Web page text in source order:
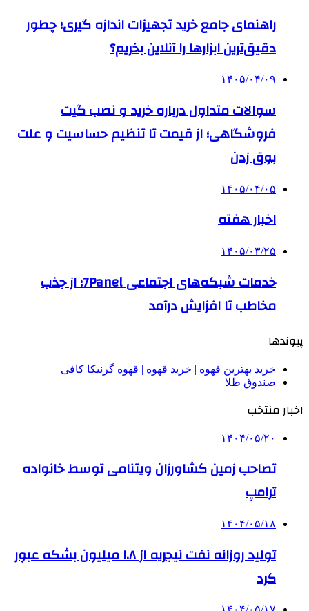
راهنمای جامع خرید تجهیزات اندازه گیری؛ چطور
دقیق‌ترین ابزارها را آنلاین بخریم؟
۱۴۰۵/۰۴/۰۹
سوالات متداول درباره خرید و نصب گیت
فروشگاهی؛ از قیمت تا تنظیم حساسیت و علت
بوق زدن
۱۴۰۵/۰۴/۰۵
اخبار هفته
۱۴۰۵/۰۳/۲۵
خدمات شبکه‌های اجتماعی 7Panel؛ از جذب
مخاطب تا افزایش درآمد
پیوندها
خرید بهترین قهوه | خرید قهوه | قهوه گرنیکا کافی
صندوق طلا
اخبار منتخب
۱۴۰۴/۰۵/۲۰
تصاحب زمین کشاورزان ویتنامی توسط خانواده
ترامپ
۱۴۰۴/۰۵/۱۸
تولید روزانه نفت نیجریه از ۱.۸ میلیون بشکه عبور
کرد